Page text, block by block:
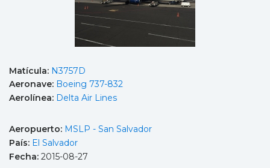
Matícula: N3757D
Aeronave: Boeing 737-832
Aerolínea: Delta Air Lines
Aeropuerto: MSLP - San Salvador
País: El Salvador
Fecha: 2015-08-27